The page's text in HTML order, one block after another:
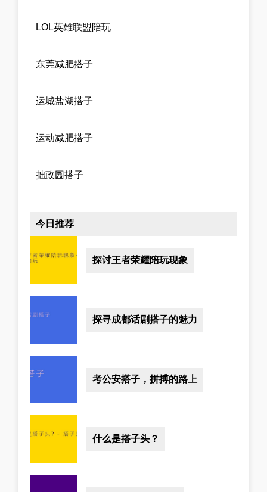
LOL英雄联盟陪玩
东莞减肥搭子
运城盐湖搭子
运动减肥搭子
拙政园搭子
今日推荐
探讨王者荣耀陪玩现象
探寻成都话剧搭子的魅力
考公安搭子，拼搏的路上
什么是搭子头？